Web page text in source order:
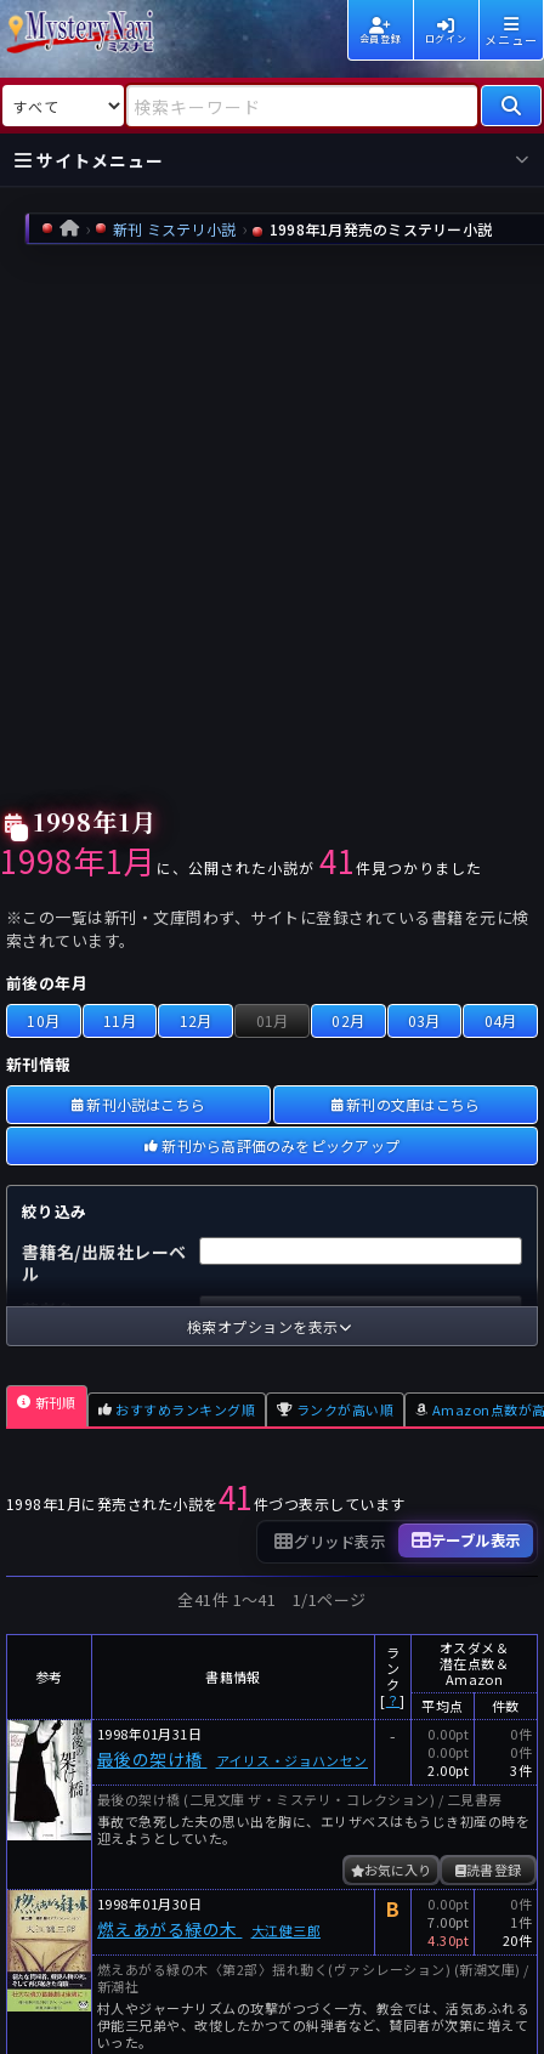
会員登録 ログイン メニュー
検索対象 検索キーワード
サイトメニュー
国内
作家
海外
作家
新着
レビュー
新刊
情報
HOME 新刊 ミステリ小説 1998年1月発売のミステリー小説
1998年1月
1998年1月 に、公開された小説が 41件見つかりました
※この一覧は新刊・文庫問わず、サイトに登録されている書籍を元に検
索されています。
前後の年月
10月 11月 12月 01月 02月 03月 04月
新刊情報
新刊小説はこちら
新刊の文庫はこちら
新刊から高評価のみをピックアップ
絞り込み
書籍名/出版社レーベ
ル
著者名
国内
海外
出版社
フォーマット
単行本
～
Pt
～
Pt
～
件
読者数
人
年代
年代と月の範囲
先月以降 今月以降
年
月
～
年
月
絞り込みリセット
検索オプションを表示
新刊順 おすすめランキング順 ランクが高い順 Amazon点数が
1998年1月に発売された小説を41件づつ表示しています
グリッド表示 テーブル表示
全41件 1〜41 1/1ページ
参考 書籍情報
ラ
ン
ク
[ ？]
オスダメ＆
潜在点数＆
Amazon
平均点
件数
1998年01月31日
最後の架け橋 アイリス・ジョハンセン
-
0.00pt
0.00pt
2.00pt
0件
0件
3件
最後の架け橋 (二見文庫 ザ・ミステリ・コレクション) / 二見書房
事故で急死した夫の思い出を胸に、エリザベスはもうじき初産の時を
迎えようとしていた。
読書登録
お気に入り
1998年01月30日
燃えあがる緑の木 大江健三郎
B
0.00pt
7.00pt
4.30pt
0件
1件
20件
燃えあがる緑の木〈第2部〉揺れ動く(ヴァシレーション) (新潮文庫) /
新潮社
村人やジャーナリズムの攻撃がつづく一方、教会では、活気あふれる
伊能三兄弟や、改悛したかつての糾弾者など、賛同者が次第に増えて
いった。